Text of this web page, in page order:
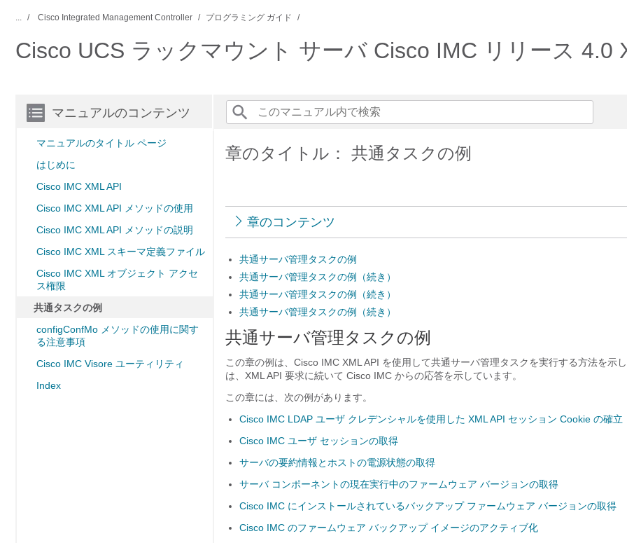
... Cisco Integrated Management Controller プログラミング ガイド
Cisco UCS ラックマウント サーバ Cisco IMC リリース 4.0
マニュアルのコンテンツ
マニュアルのタイトル ページ
はじめに
Cisco IMC XML API
Cisco IMC XML API メソッドの使用
Cisco IMC XML API メソッドの説明
Cisco IMC XML スキーマ定義ファイル
Cisco IMC XML オブジェクト アクセ
ス権限
共通タスクの例
configConfMo メソッドの使用に関す
る注意事項
Cisco IMC Visore ユーティリティ
Index
章のタイトル： 共通タスクの例
章のコンテンツ
共通サーバ管理タスクの例
共通サーバ管理タスクの例（続き）
共通サーバ管理タスクの例（続き）
共通サーバ管理タスクの例（続き）
共通サーバ管理タスクの例
この章の例は、 Cisco IMC XML API を使用して共通サーバ管理タスクを実行する方法を示
は、XML API 要求に続いて Cisco IMC からの応答を示しています。
この章には、次の例があります。
Cisco IMC LDAP ユーザ クレデンシャルを使用した XML API セッション Cookie の確立
Cisco IMC ユーザ セッションの取得
サーバの要約情報とホストの電源状態の取得
サーバ コンポーネントの現在実行中のファームウェア バージョンの取得
Cisco IMC にインストールされているバックアップ ファームウェア バージョンの取得
Cisco IMC のファームウェア バックアップ イメージのアクティブ化